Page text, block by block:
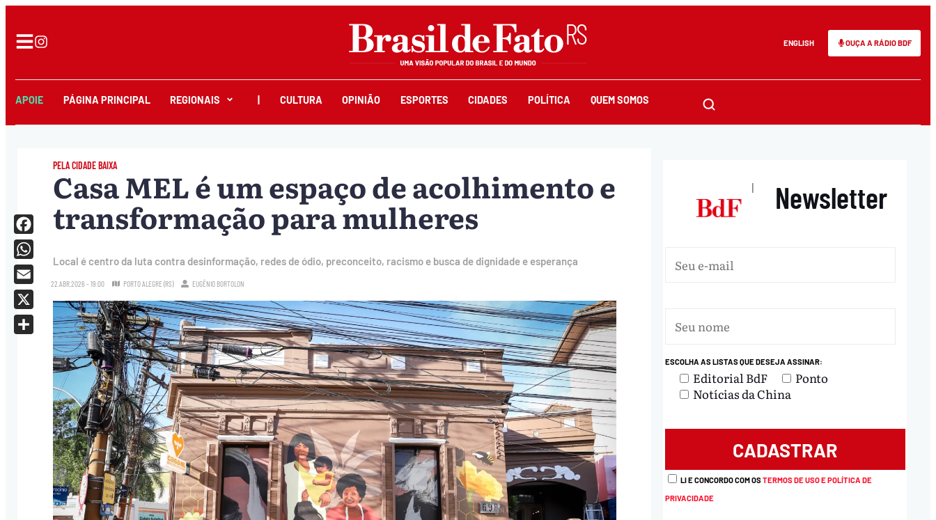
ENGLISH OUÇA A RÁDIO BDF
APOIE PÁGINA PRINCIPAL REGIONAIS CULTURA OPINIÃO ESPORTES CIDADES POLÍTICA QUEM SOMOS
PELA CIDADE BAIXA
Casa MEL é um espaço de acolhimento e
transformação para mulheres
Local é centro da luta contra desinformação, redes de ódio, preconceito, racismo e busca de dignidade e esperança
22.ABR.2026 - 19:00 PORTO ALEGRE (RS) EUGÊNIO BORTOLON
Facebook
WhatsApp
Email
X
| Newsletter
ESCOLHA AS LISTAS QUE DESEJA ASSINAR:
Editorial BdF
Ponto
Notícias da China
LI E CONCORDO COM OSTERMOS DE USO E POLÍTICA DE
PRIVACIDADE